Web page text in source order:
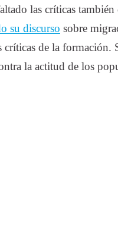
las críticas
su discurso sobre
críticas de la formación.
la actitud de los